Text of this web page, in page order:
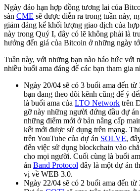
Ngày đáo hạn hợp đồng tương lai của
sàn CME sẽ được diễn ra trong tuần này,
giảm đáng kể khối lượng giao dịch của
này trong Quý I, đây có lẽ không phải là
hưởng đến giá của Bitcoin ở những ngày
Tuần này, với những bạn nào háo hức với
nhiều buổi ama đáng để các bạn tham gia
Ngày 20/04 sẽ có 3 buổi ama đến từ
bạn đang theo dõi kênh cũng để ý
là buổi ama của LTO Network trên
gỡ này những người đứng đầu dự
những điểm mới ở bản nâng cấp
kết mới được sử dụng trên mạng.
trên YouTube của dự án SOLVE,
đến việc sử dụng blockchain vào
cho mọi người. Cuối cùng là buổi
án Band Protocol đây là một dự án
vị về WEB 3.0.
Ngày 22/04 sẽ có 2 buổi ama đến